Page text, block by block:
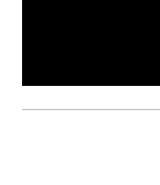
s